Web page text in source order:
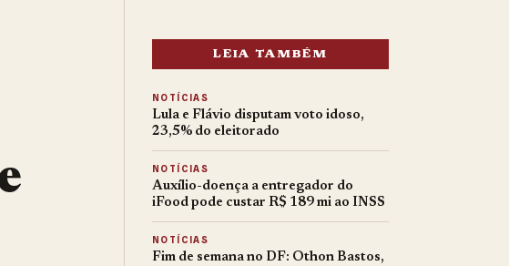
LEIA TAMBÉM
NOTÍCIAS
Lula e Flávio disputam voto idoso,
23,5% do eleitorado
NOTÍCIAS
Auxílio-doença a entregador do
iFood pode custar R$ 189 mi ao INSS
NOTÍCIAS
Fim de semana no DF: Othon Bastos,